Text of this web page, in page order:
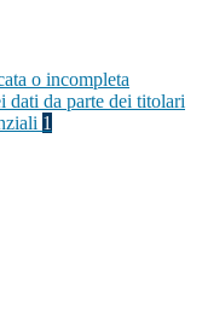
o incompleta
dati da parte dei titolari
1